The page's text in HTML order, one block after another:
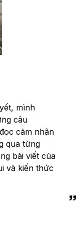
mình
câu
cảm nhận
qua từng
bài viết của
và kiến thức